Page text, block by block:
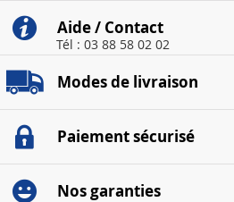
Aide / Contact
Tél : 03 88 58 02 02
Modes de livraison
Paiement sécurisé
Nos garanties